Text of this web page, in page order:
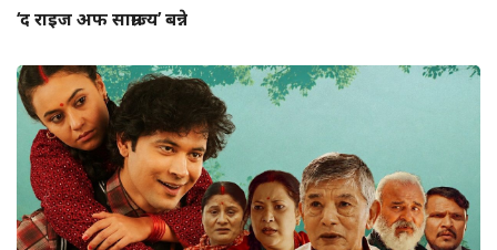
‘द राइज अफ साम्राज्य’ बन्ने